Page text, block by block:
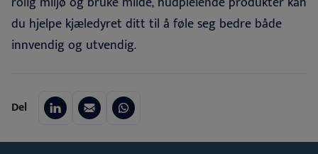
du hjelpe kjæledyret ditt til å føle seg bedre både
innvendig og utvendig.
Del